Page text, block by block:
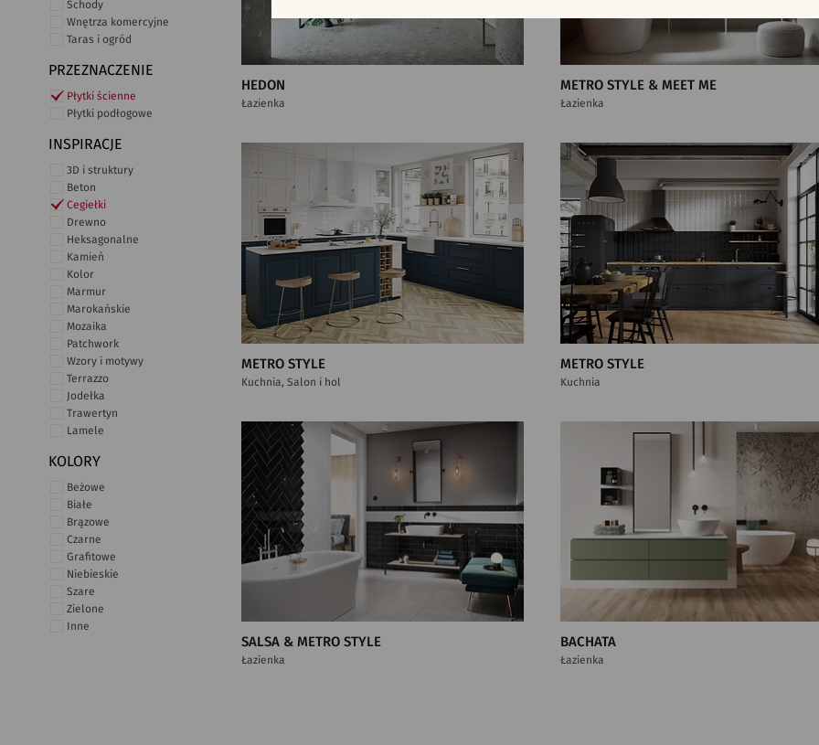
Schody
Wnętrza komercyjne
Taras i ogród
PRZEZNACZENIE
Płytki ścienne
Płytki podłogowe
INSPIRACJE
3D i struktury
Beton
Cegiełki
Drewno
Heksagonalne
Kamień
Kolor
Marmur
Marokańskie
Mozaika
Patchwork
Wzory i motywy
Terrazzo
Jodełka
Trawertyn
Lamele
KOLORY
Beżowe
Białe
Brązowe
Czarne
Grafitowe
Niebieskie
Szare
Zielone
Inne
HEDON
Łazienka
METRO STYLE & MEET ME
Łazienka
METRO STYLE
Kuchnia, Salon i hol
METRO STYLE
Kuchnia
SALSA & METRO STYLE
Łazienka
BACHATA
Łazienka